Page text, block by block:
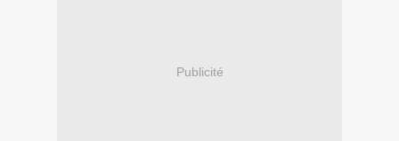
Publicité